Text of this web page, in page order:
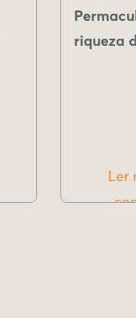
riqueza
Ler